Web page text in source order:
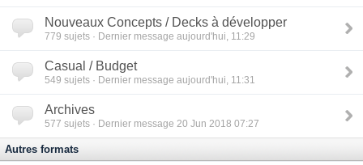
Nouveaux Concepts / Decks à développer
779 sujets · Dernier message aujourd'hui, 11:29
Casual / Budget
549 sujets · Dernier message aujourd'hui, 11:31
Archives
577 sujets · Dernier message 20 Jun 2018 07:27
Autres formats